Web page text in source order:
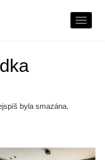
byla smazána.